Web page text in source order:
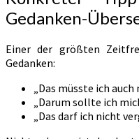
Gedanken-
Einer der größten
Gedanken:
„Das müsste ich auch
„Darum sollte ich
„Das darf ich nicht